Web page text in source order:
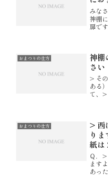
みな
神棚
扉で
す。
め難し
おまつりの仕方
神棚
さい
> そ
ある
て、
か？
おまつりの仕方
> 西
り
紙は
うか
Ｑ．
ます
あっ